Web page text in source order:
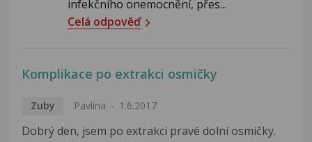
infekčního onemocnění, přes...
Celá odpověď
Komplikace po extrakci osmičky
Zuby Pavlína 1.6.2017
Dobrý den, jsem po extrakci pravé dolní osmičky.